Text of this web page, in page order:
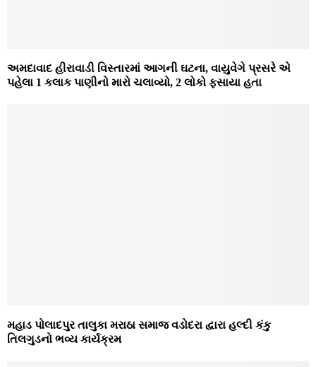
અમદાવાદ હીરાવાડી વિસ્તારમાં આગની ઘટના, વાયુવેગે પ્રસરે એ
પહેલા 1 કલાક પાણીનો મારો ચલાવ્યો, 2 લોકો ફસાયા હતા
મહાડ પોલાદપુર તાલુકા મરાઠા સમાજ વડોદરા દ્વારા હલ્દી કંકુ
તિલગુડનો ભવ્ય કાર્યક્રમ